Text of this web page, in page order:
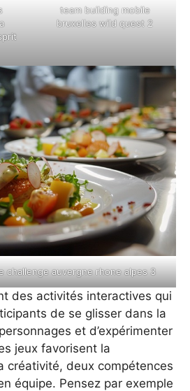
team building mobile
bruxelles wild quest 2
challenge auvergne rhone alpes 3
des activités interactives qui
de se glisser dans la
et d’expérimenter
jeux favorisent la
créativité, deux compétences
équipe. Pensez par exemple